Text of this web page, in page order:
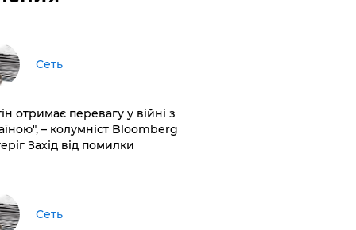
Сеть
отримає перевагу у війні з
– колумніст Bloomberg
Захід від помилки
Сеть